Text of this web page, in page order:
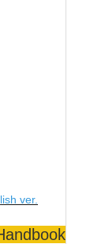
ver.